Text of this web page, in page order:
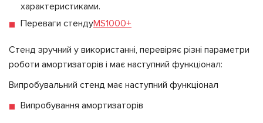
характеристиками.
Переваги стендуMS1000+
Стенд зручний у використанні, перевіряє різні параметри
роботи амортизаторів і має наступний функціонал:
Випробувальний стенд має наступний функціонал
Випробування амортизаторів